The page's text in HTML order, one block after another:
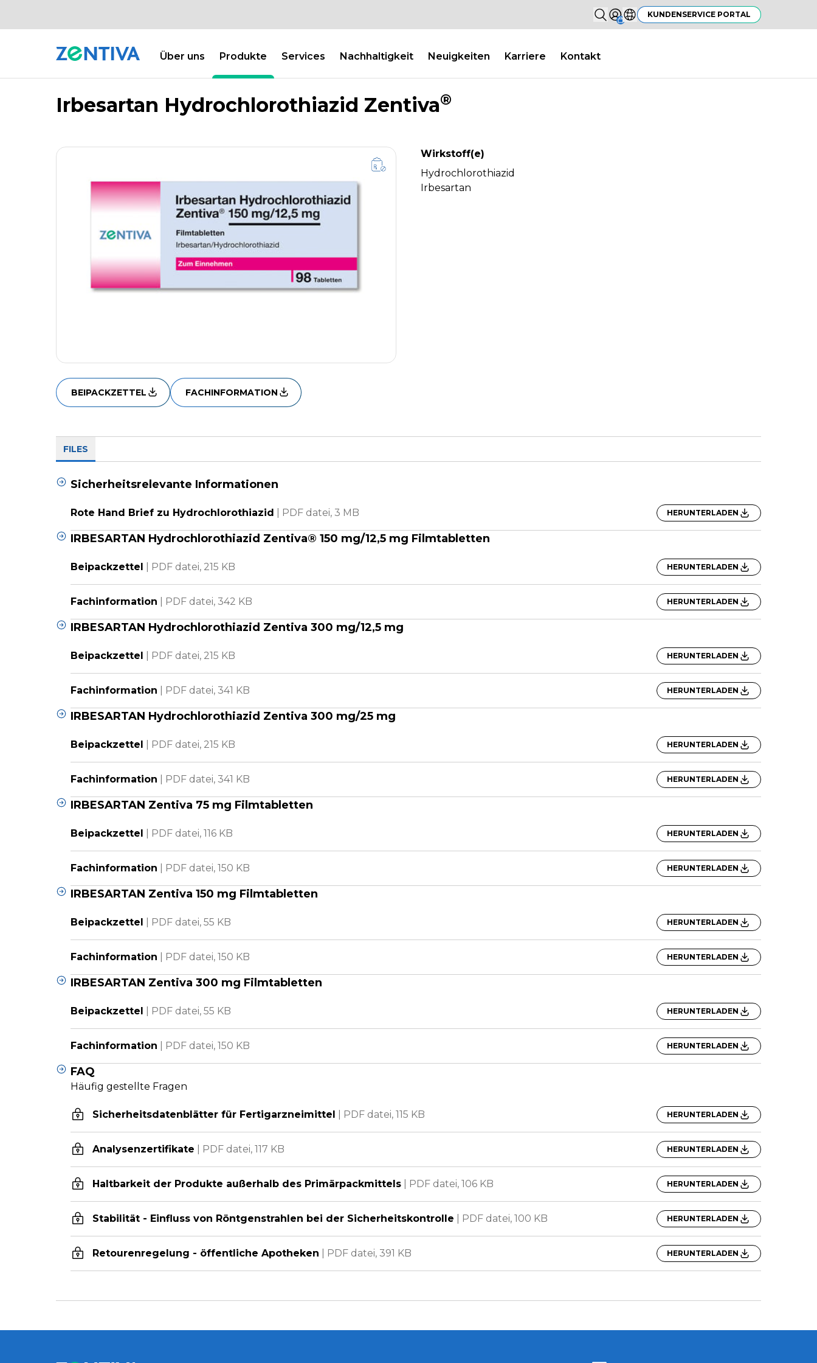
Suchen...
Sign in
Land auswählen
KUNDENSERVICE PORTAL
Über uns Produkte Services Nachhaltigkeit Neuigkeiten Karriere Kontakt
PRODUKTE PRODUKTDATENBANK
Irbesartan Hydrochlorothiazid Zentiva®
BEIPACKZETTEL FACHINFORMATION
Wirkstoff(e)
Hydrochlorothiazid
Irbesartan
FILES
Sicherheitsrelevante Informationen
Rote Hand Brief zu Hydrochlorothiazid PDF datei, 3 MB HERUNTERLADEN
IRBESARTAN Hydrochlorothiazid Zentiva® 150 mg/12,5 mg Filmtabletten
Beipackzettel PDF datei, 215 KB HERUNTERLADEN
Fachinformation PDF datei, 342 KB HERUNTERLADEN
IRBESARTAN Hydrochlorothiazid Zentiva 300 mg/12,5 mg
Beipackzettel PDF datei, 215 KB HERUNTERLADEN
Fachinformation PDF datei, 341 KB HERUNTERLADEN
IRBESARTAN Hydrochlorothiazid Zentiva 300 mg/25 mg
Beipackzettel PDF datei, 215 KB HERUNTERLADEN
Fachinformation PDF datei, 341 KB HERUNTERLADEN
IRBESARTAN Zentiva 75 mg Filmtabletten
Beipackzettel PDF datei, 116 KB HERUNTERLADEN
Fachinformation PDF datei, 150 KB HERUNTERLADEN
IRBESARTAN Zentiva 150 mg Filmtabletten
Beipackzettel PDF datei, 55 KB HERUNTERLADEN
Fachinformation PDF datei, 150 KB HERUNTERLADEN
IRBESARTAN Zentiva 300 mg Filmtabletten
Beipackzettel PDF datei, 55 KB HERUNTERLADEN
Fachinformation PDF datei, 150 KB HERUNTERLADEN
FAQ
Häufig gestellte Fragen
Sicherheitsdatenblätter für Fertigarzneimittel PDF datei, 115 KB HERUNTERLADEN
Analysenzertifikate PDF datei, 117 KB HERUNTERLADEN
Haltbarkeit der Produkte außerhalb des Primärpackmittels PDF datei, 106 KB HERUNTERLADEN
Stabilität - Einfluss von Röntgenstrahlen bei der Sicherheitskontrolle PDF datei, 100 KB HERUNTERLADEN
Retourenregelung - öffentliche Apotheken PDF datei, 391 KB HERUNTERLADEN